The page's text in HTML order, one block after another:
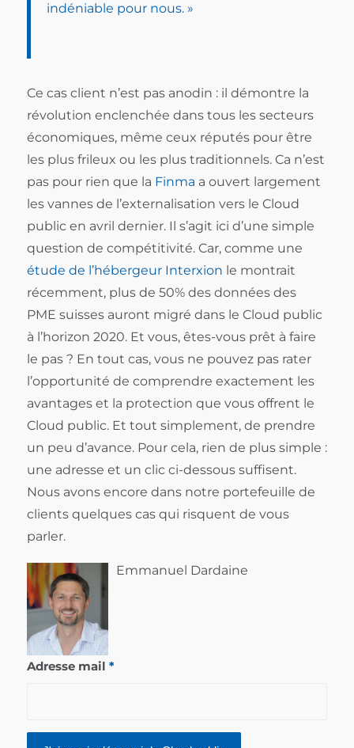
indéniable pour nous. »
Ce cas client n’est pas anodin : il démontre la
révolution enclenchée dans tous les secteurs
économiques, même ceux réputés pour être
les plus frileux ou les plus traditionnels. Ca n’est
pas pour rien que la Finma a ouvert largement
les vannes de l’externalisation vers le Cloud
public en avril dernier. Il s’agit ici d’une simple
question de compétitivité. Car, comme une
étude de l’hébergeur Interxion le montrait
récemment, plus de 50% des données des
PME suisses auront migré dans le Cloud public
à l’horizon 2020. Et vous, êtes-vous prêt à faire
le pas ? En tout cas, vous ne pouvez pas rater
l’opportunité de comprendre exactement les
avantages et la protection que vous offrent le
Cloud public. Et tout simplement, de prendre
un peu d’avance. Pour cela, rien de plus simple :
une adresse et un clic ci-dessous suffisent.
Nous avons encore dans notre portefeuille de
clients quelques cas qui risquent de vous
parler.
Emmanuel Dardaine
Adresse mail *